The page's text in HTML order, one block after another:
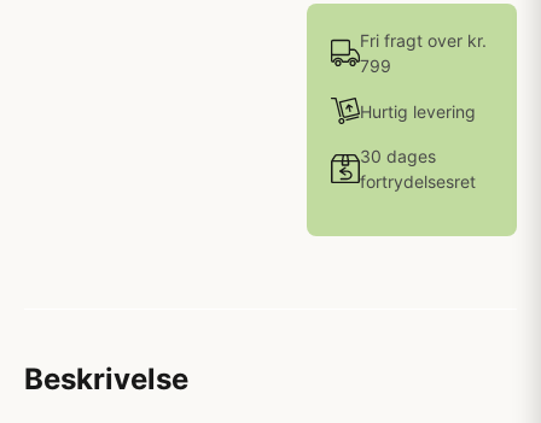
Fri fragt over kr.
799
Hurtig levering
30 dages
fortrydelsesret
Beskrivelse